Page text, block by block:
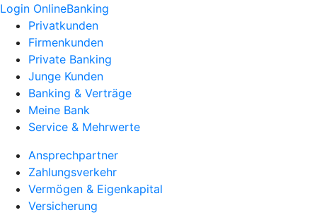
Login OnlineBanking
Privatkunden
Firmenkunden
Private Banking
Junge Kunden
Banking & Verträge
Meine Bank
Service & Mehrwerte
Ansprechpartner
Zahlungsverkehr
Vermögen & Eigenkapital
Versicherung